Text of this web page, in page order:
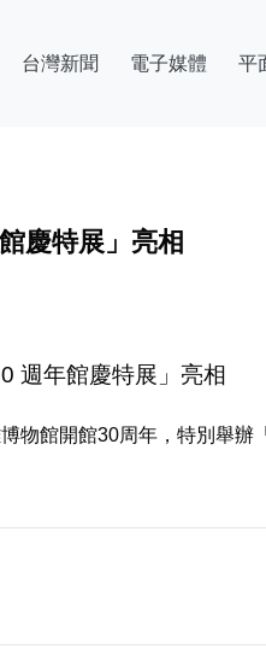
台灣新聞 電子媒體 平
慶特展」亮相
週年館慶特展」亮相
物館開館30周年，特別舉